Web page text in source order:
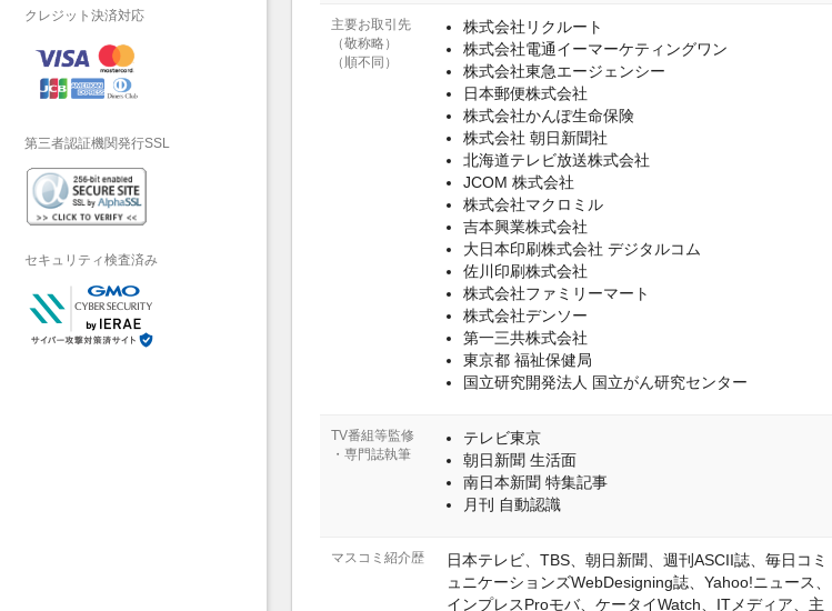
クレジット決済対応
第三者認証機関発行SSL
セキュリティ検査済み
主要お取引先
（敬称略）
（順不同）
株式会社リクルート
株式会社電通イーマーケティングワン
株式会社東急エージェンシー
日本郵便株式会社
株式会社かんぽ生命保険
株式会社 朝日新聞社
北海道テレビ放送株式会社
JCOM 株式会社
株式会社マクロミル
吉本興業株式会社
大日本印刷株式会社 デジタルコム
佐川印刷株式会社
株式会社ファミリーマート
株式会社デンソー
第一三共株式会社
東京都 福祉保健局
国立研究開発法人 国立がん研究センター
TV番組等監修
・専門誌執筆
テレビ東京
朝日新聞 生活面
南日本新聞 特集記事
月刊 自動認識
マスコミ紹介歴
日本テレビ、TBS、朝日新聞、週刊ASCII誌、毎日コミ
ュニケーションズWebDesigning誌、Yahoo!ニュース、
インプレスProモバ、ケータイWatch、ITメディア、主